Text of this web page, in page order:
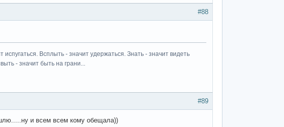
#88
Всплыть - значит удержаться. Знать - значит видеть
- значит быть на грани...
#89
и всем всем кому обещала))